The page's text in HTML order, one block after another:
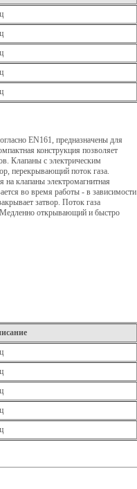
EN161, предназначены для
конструкция позволяет
Клапаны с электрическим
перекрывающий поток газа.
на клапаны электромагнитная
во время работы - в зависимости
затвор. Поток газа
Медленно открывающий и быстро